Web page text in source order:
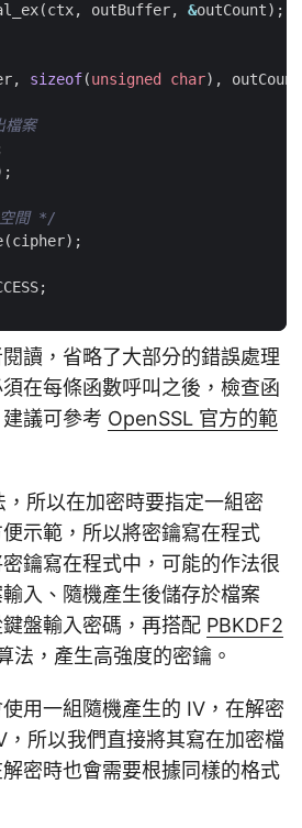
(ctx, outBuffer, &outCount);
, sizeof(unsigned char), outCount
間 */
(cipher);
;
讀，省略了大部分的錯誤處理
在每條函數呼叫之後，檢查函
議可參考 OpenSSL 官方的範
所以在加密時要指定一組密
示範，所以將密鑰寫在程式
鑰寫在程式中，可能的作法很
入、隨機產生後儲存於檔案
盤輸入密碼，再搭配 PBKDF2
法，產生高強度的密鑰。
用一組隨機產生的 IV，在解密
所以我們直接將其寫在加密檔
密時也會需要根據同樣的格式